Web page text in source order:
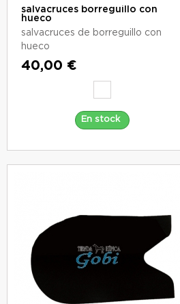
salvacruces borreguillo con
hueco
salvacruces de borreguillo con
hueco
40,00 €
En stock